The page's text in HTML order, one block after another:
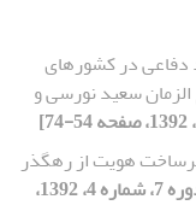
در کشورهای
الزمان سعید نورسی و
هویت از رهگذر
[دوره 7، شماره 4، 1392،